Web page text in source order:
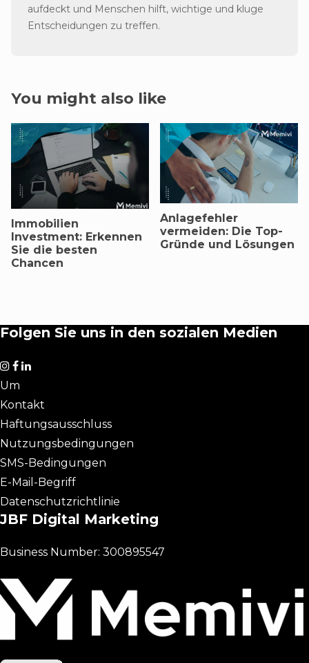
aufdeckt und Menschen hilft, wichtige und kluge
Entscheidungen zu treffen.
You might also like
Immobilien
Investment: Erkennen
Sie die besten
Chancen
Anlagefehler
vermeiden: Die Top-
Gründe und Lösungen
Folgen Sie uns in den sozialen Medien
Um
Kontakt
Haftungsausschluss
Nutzungsbedingungen
SMS-Bedingungen
E-Mail-Begriff
Datenschutzrichtlinie
JBF Digital Marketing
Business Number: 300895547